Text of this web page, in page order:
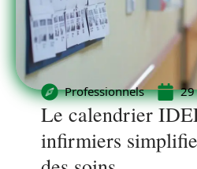
Professionnels
Le calendrier
infirmiers